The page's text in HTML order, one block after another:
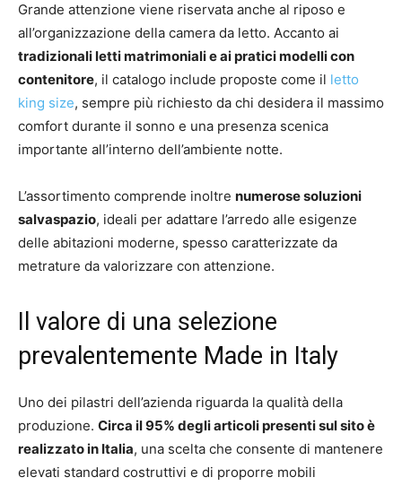
Grande attenzione viene riservata anche al riposo e
all’organizzazione della camera da letto. Accanto ai
tradizionali letti matrimoniali e ai pratici modelli con
contenitore, il catalogo include proposte come il letto
king size, sempre più richiesto da chi desidera il massimo
comfort durante il sonno e una presenza scenica
importante all’interno dell’ambiente notte.
L’assortimento comprende inoltre numerose soluzioni
salvaspazio, ideali per adattare l’arredo alle esigenze
delle abitazioni moderne, spesso caratterizzate da
metrature da valorizzare con attenzione.
Il valore di una selezione
prevalentemente Made in Italy
Uno dei pilastri dell’azienda riguarda la qualità della
produzione. Circa il 95% degli articoli presenti sul sito è
realizzato in Italia, una scelta che consente di mantenere
elevati standard costruttivi e di proporre mobili